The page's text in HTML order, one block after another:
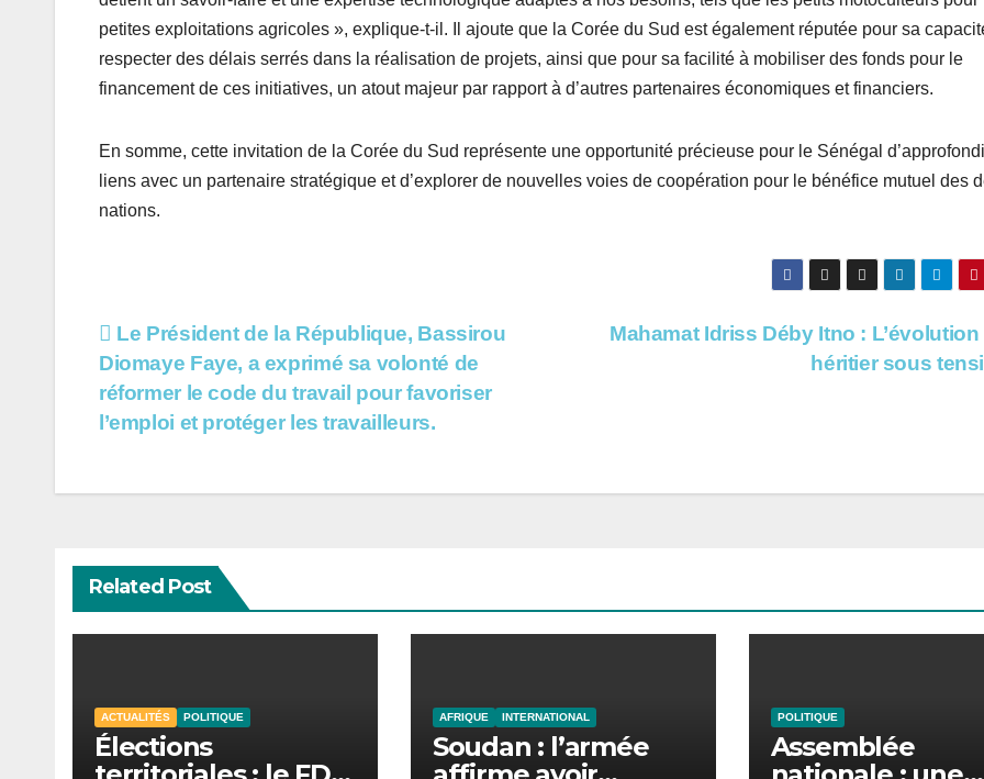
petites exploitations agricoles », explique-t-il. Il ajoute que la Corée du Sud est également réputée pour sa
respecter des délais serrés dans la réalisation de projets, ainsi que pour sa facilité à mobiliser des fonds pour le
financement de ces initiatives, un atout majeur par rapport à d’autres partenaires économiques et financiers.
En somme, cette invitation de la Corée du Sud représente une opportunité précieuse pour le Sénégal
liens avec un partenaire stratégique et d’explorer de nouvelles voies de coopération pour le bénéfice mutuel des
nations.
Navigation
de
l’article
Mahamat Idriss Déby Itno : L’évolution
héritier sous
Le Président de la République, Bassirou
Diomaye Faye, a exprimé sa volonté de
réformer le code du travail pour favoriser
l’emploi et protéger les travailleurs.
Related Post
ACTUALITÉS POLITIQUE
Élections
AFRIQUE INTERNATIONAL
Soudan : l’armée
POLITIQUE
Assemblée